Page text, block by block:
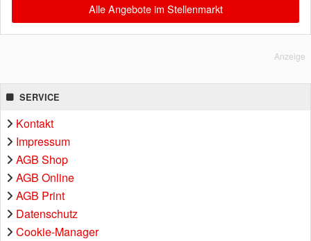
Alle Angebote im Stellenmarkt
Anzeige
SERVICE
Kontakt
Impressum
AGB Shop
AGB Online
AGB Print
Datenschutz
Cookie-Manager